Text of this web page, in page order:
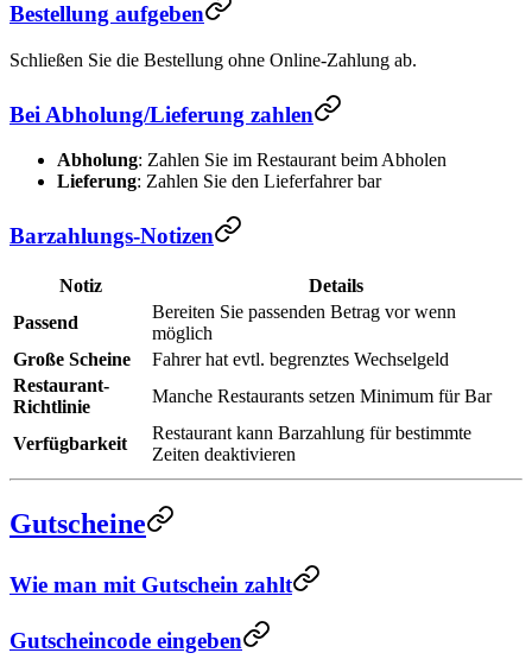
Bestellung aufgeben
Schließen Sie die Bestellung ohne Online-Zahlung ab.
Bei Abholung/Lieferung zahlen
Abholung: Zahlen Sie im Restaurant beim Abholen
Lieferung: Zahlen Sie den Lieferfahrer bar
Barzahlungs-Notizen
Notiz
Details
Passend
Bereiten Sie passenden Betrag vor wenn
möglich
Große Scheine
Fahrer hat evtl. begrenztes Wechselgeld
Restaurant-
Richtlinie
Manche Restaurants setzen Minimum für Bar
Verfügbarkeit
Restaurant kann Barzahlung für bestimmte
Zeiten deaktivieren
Gutscheine
Wie man mit Gutschein zahlt
Gutscheincode eingeben